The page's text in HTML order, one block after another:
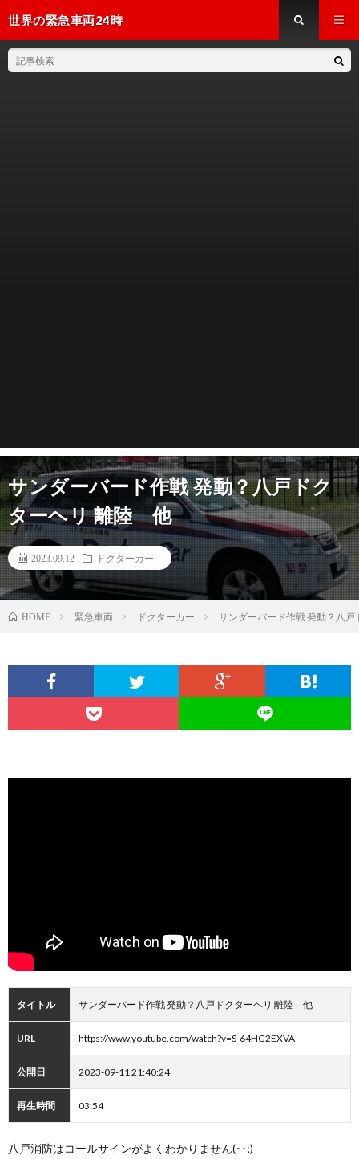
世界の緊急車両24時
サンダーバード作戦 発動？八戸ドク
ターヘリ 離陸 他
2023.09.12 ドクターカー
HOME 緊急車両 ドクターカー サンダーバード作戦 発動？八
タイトル サンダーバード作戦 発動？八戸ドクターヘリ 離陸 他
URL https://www.youtube.com/watch?v=S-64HG2EXVA
公開日 2023-09-11 21:40:24
再生時間 03:54
八戸消防はコールサインがよくわかりません(･･;)